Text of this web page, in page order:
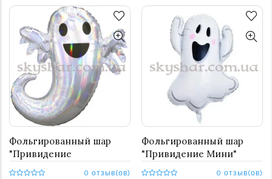
Фольгированный шар
"Привидение
голографическое"
0 отзыв(ов)
Фольгированный шар
"Привидение Мини"
0 отзыв(ов)